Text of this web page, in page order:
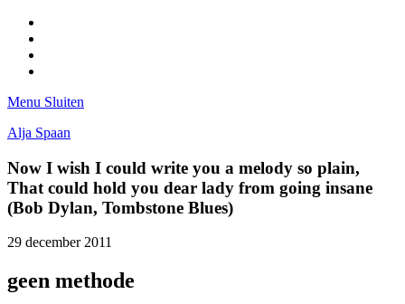
Menu Sluiten
Alja Spaan
Now I wish I could write you a melody so plain,
That could hold you dear lady from going insane
(Bob Dylan, Tombstone Blues)
29 december 2011
geen methode